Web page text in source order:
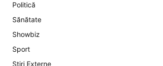
Politică
Sănătate
Showbiz
Sport
Stiri Externe